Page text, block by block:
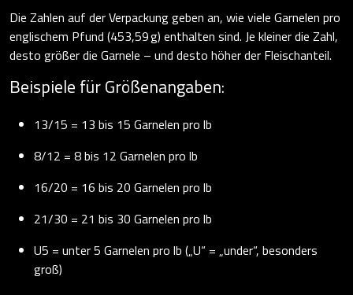
Die Zahlen auf der Verpackung geben an, wie viele Garnelen pro
englischem Pfund (453,59 g) enthalten sind. Je kleiner die Zahl,
desto größer die Garnele – und desto höher der Fleischanteil.
Beispiele für Größenangaben:
13/15 = 13 bis 15 Garnelen pro lb
8/12 = 8 bis 12 Garnelen pro lb
16/20 = 16 bis 20 Garnelen pro lb
21/30 = 21 bis 30 Garnelen pro lb
U5 = unter 5 Garnelen pro lb („U“ = „under“, besonders
groß)